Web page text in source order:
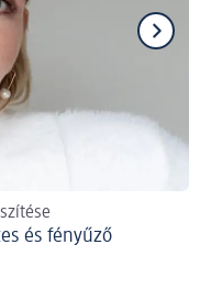
és fényűző